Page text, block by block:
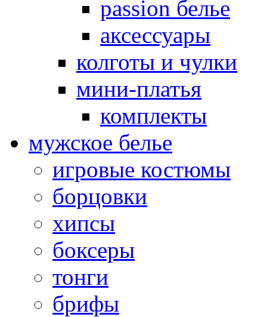
passion белье
аксессуары
колготы и чулки
мини-платья
комплекты
мужское белье
игровые костюмы
борцовки
хипсы
боксеры
тонги
брифы